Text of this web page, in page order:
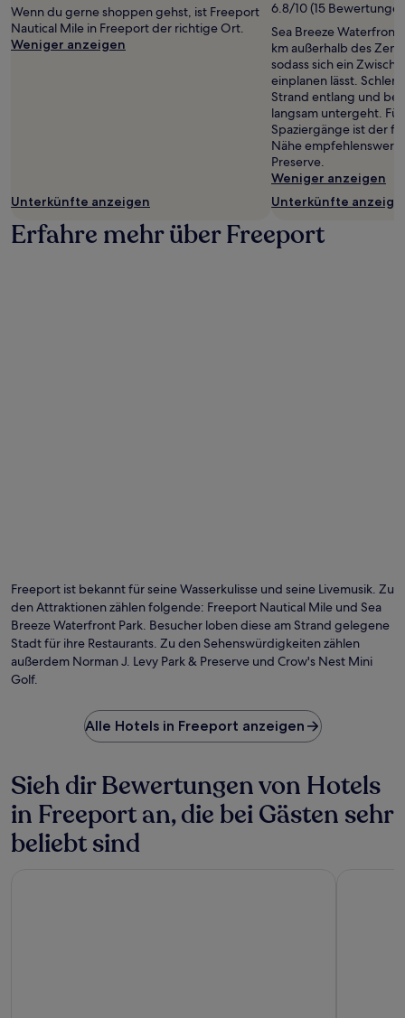
Wenn du gerne shoppen gehst, ist Freeport
Nautical Mile in Freeport der richtige Ort.
Weniger anzeigen
Unterkünfte anzeigen
6.8/10 (15
Sea Breeze Waterfront
km außerhalb des
sodass sich ein
einplanen lässt.
Strand entlang und
langsam untergeht.
Spaziergänge ist der
Nähe empfehlenswert:
Preserve.
Weniger anzeigen
Unterkünfte
Erfahre mehr über Freeport
Freeport ist bekannt für seine Wasserkulisse und seine Livemusik. Zu
den Attraktionen zählen folgende: Freeport Nautical Mile und Sea
Breeze Waterfront Park. Besucher loben diese am Strand gelegene
Stadt für ihre Restaurants. Zu den Sehenswürdigkeiten zählen
außerdem Norman J. Levy Park & Preserve und Crow's Nest Mini
Golf.
Alle Hotels in Freeport anzeigen
Sieh dir Bewertungen von Hotels
in Freeport an, die bei Gästen sehr
beliebt sind